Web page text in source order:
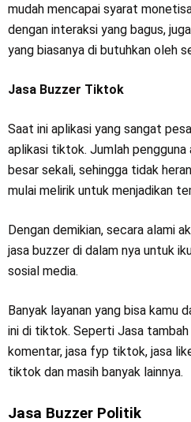
mudah mencapai syarat
dengan interaksi yang bagus,
yang biasanya di butuhkan oleh
Jasa Buzzer Tiktok
Saat ini aplikasi yang sangat
aplikasi tiktok. Jumlah
besar sekali, sehingga tidak
mulai melirik untuk menjadikan
Dengan demikian, secara alami
jasa buzzer di dalam nya untuk
sosial media.
Banyak layanan yang bisa kamu
ini di tiktok. Seperti Jasa
komentar, jasa fyp tiktok, jasa
tiktok dan masih banyak lainnya.
Jasa Buzzer Politik